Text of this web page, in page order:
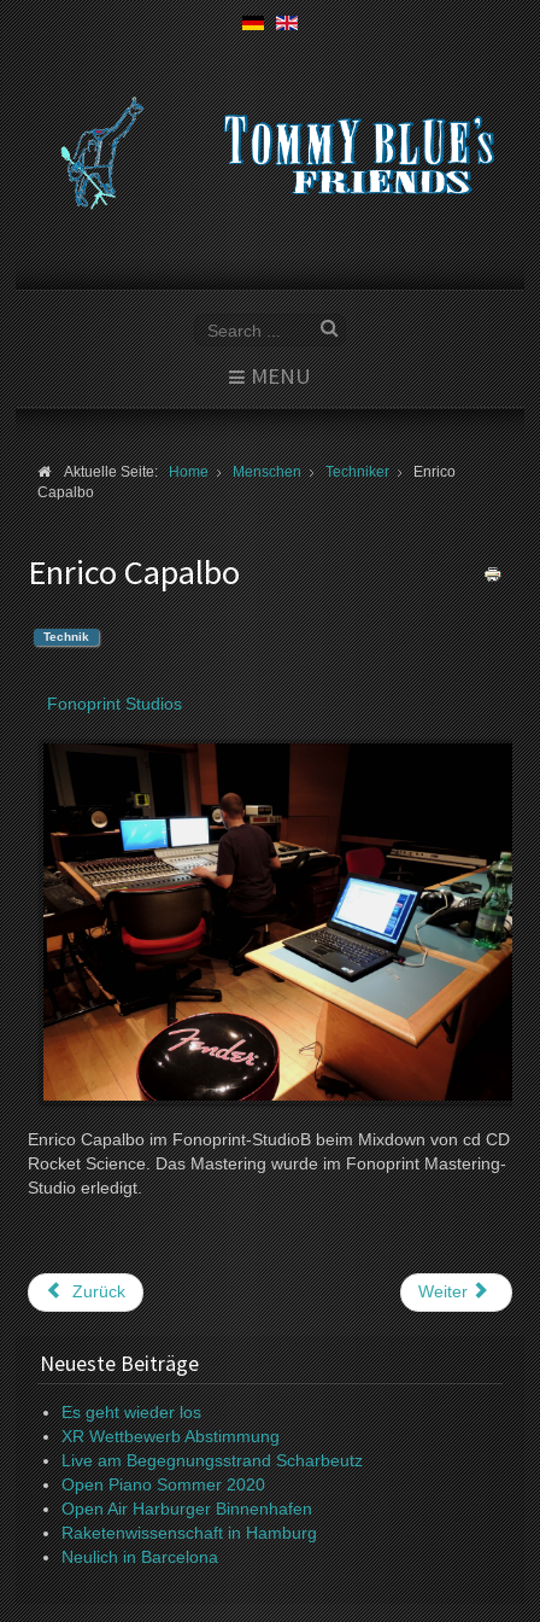
MENU
Aktuelle Seite:Home Menschen Techniker
Enrico
Capalbo
Enrico Capalbo
Technik
Fonoprint Studios
Enrico Capalbo im Fonoprint-StudioB beim Mixdown von cd CD
Rocket Science. Das Mastering wurde im Fonoprint Mastering-
Studio erledigt.
Zurück Weiter
Neueste Beiträge
Es geht wieder los
XR Wettbewerb Abstimmung
Live am Begegnungsstrand Scharbeutz
Open Piano Sommer 2020
Open Air Harburger Binnenhafen
Raketenwissenschaft in Hamburg
Neulich in Barcelona